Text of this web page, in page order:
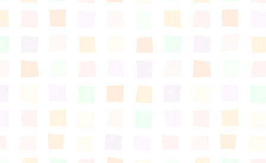
すまいるサポート行事案内